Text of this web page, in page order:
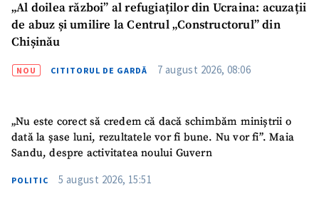
„Al doilea război” al refugiaților din Ucraina: acuzații
de abuz și umilire la Centrul „Constructorul” din
Chișinău
NOU CITITORUL DE GARDĂ 7 august 2026, 08:06
„Nu este corect să credem că dacă schimbăm miniștrii o
dată la șase luni, rezultatele vor fi bune. Nu vor fi”. Maia
Sandu, despre activitatea noului Guvern
POLITIC 5 august 2026, 15:51